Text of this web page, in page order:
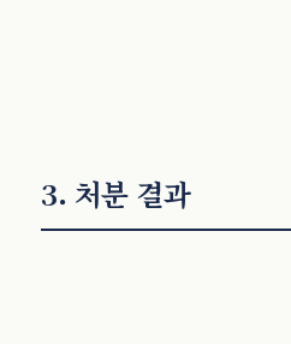
3. 처분 결과